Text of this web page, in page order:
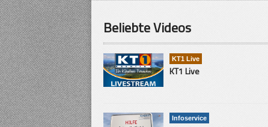
Beliebte Videos
KT1 Live
KT1 Live
Infoservice